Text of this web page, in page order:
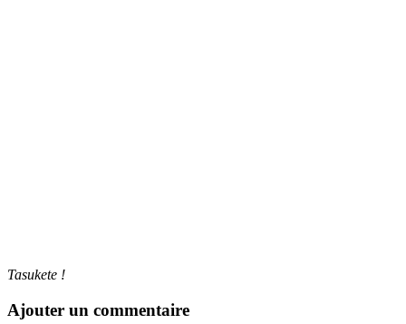
Tasukete !
Ajouter un commentaire